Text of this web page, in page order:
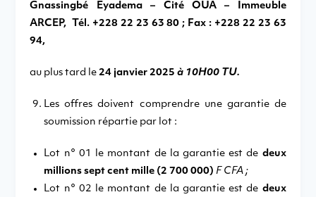
Gnassingbé Eyadema – Cité OUA – Immeuble
ARCEP, Tél. +228 22 23 63 80 ; Fax : +228 22 23 63
94,
au plus tard le24 janvier 2025 à 10H00 TU.
Les offres doivent comprendre une garantie de
soumission répartie par lot :
Lot n° 01 le montant de la garantie est de deux
millions sept cent mille (2 700 000) F CFA ;
Lot n° 02 le montant de la garantie est de deux